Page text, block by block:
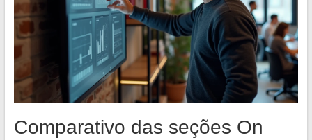
Comparativo das seções On